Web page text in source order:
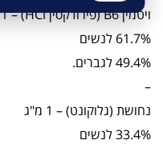
ויטמין B6 (פירודקסין HCl) – 1 מ״ג
61.7% לנשים
49.4% לגברים.
–
נחושת (גלוקונט) – 1 מ"ג
33.4% לנשים